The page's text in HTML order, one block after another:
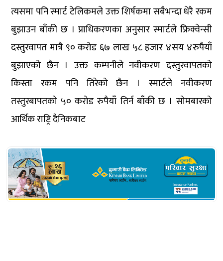
त्यसमा पनि स्मार्ट टेलिकमले उक्त शिर्षकमा सबैभन्दा धेरै रकम
बुझाउन बाँकी छ । प्राधिकरणका अनुसार स्मार्टले फ्रिक्वेन्सी
दस्तुरवापत मात्रै ९० करोड ६७ लाख ५८ हजार ४सय ४रुपैयाँ
बुझाएको छैन । उक्त कम्पनीले नवीकरण दस्तुरवापतको
किस्ता रकम पनि तिरेको छैन । स्मार्टले नवीकरण
तस्तुरबापतको ५० करोड रुपैयाँ तिर्न बाँकी छ । सोमबारको
आर्थिक राष्ट्रि दैनिकबाट